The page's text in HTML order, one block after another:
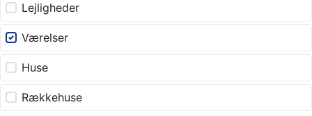
Lejligheder
Værelser
Huse
Rækkehuse